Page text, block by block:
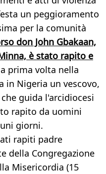
un peggioramento
per la comunità
don John Gbakaan,
è stato rapito e
prima volta nella
in Nigeria un vescovo,
guida l'arcidiocesi
rapito da uomini
giorni.
rapiti padre
della Congregazione
Misericordia (15